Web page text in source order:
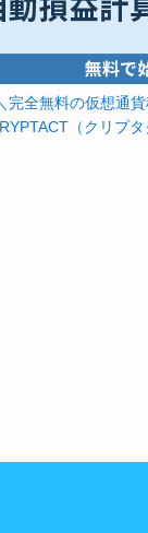
完全無料の仮想通
（クリプタ